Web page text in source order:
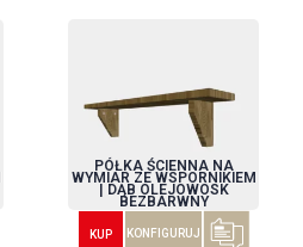
PÓŁKA ŚCIENNA NA
WYMIAR ZE WSPORNIKIEM
| DĄB OLEJOWOSK
BEZBARWNY
KUP KONFIGURUJ